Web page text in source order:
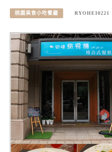
桃園美食小吃餐廳 RYOHEI0221